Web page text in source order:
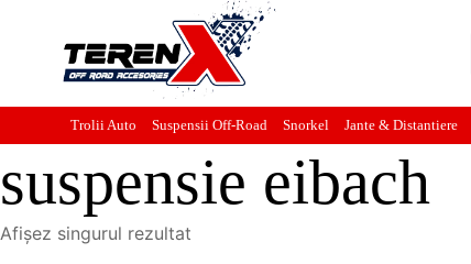
Trolii Auto Suspensii Off-Road Snorkel Jante & Distantiere
suspensie eibach
Afișez singurul rezultat